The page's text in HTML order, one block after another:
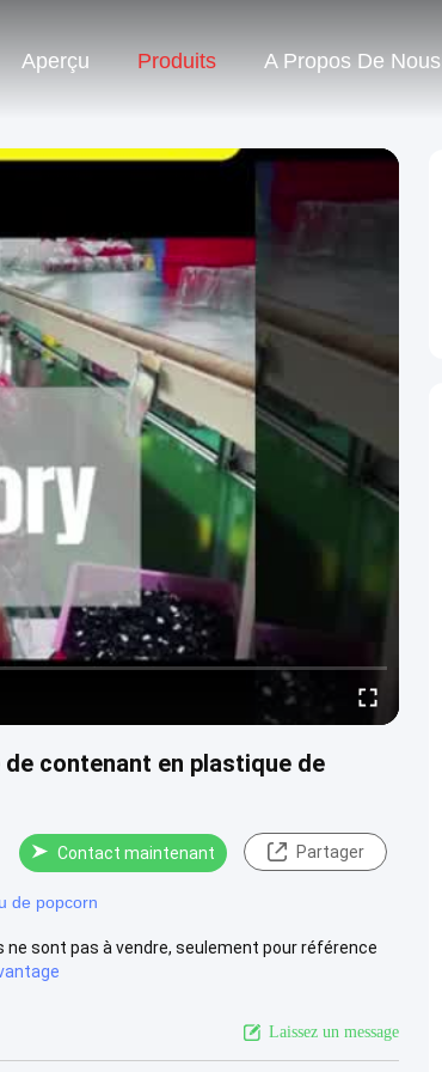
Aperçu Produits A Propos De Nous
contenant en plastique de
Contact maintenant Partager
de popcorn
sont pas à vendre, seulement pour référence
Laissez un message